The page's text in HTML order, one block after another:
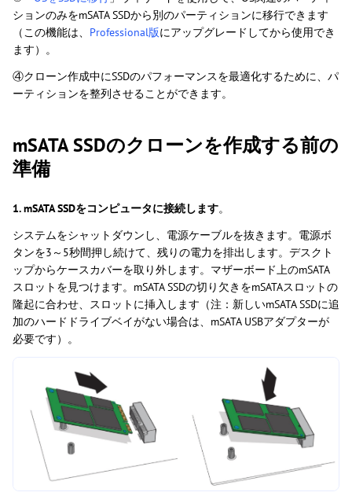
ションのみをmSATA SSDから別のパーティションに移行できます
（この機能は、 Professional版にアップグレードしてから使用でき
ます）。
④クローン作成中にSSDのパフォーマンスを最適化するために、パ
ーティションを整列させることができます。
mSATA SSDのクローンを作成する前の
準備
1. mSATA SSDをコンピュータに接続します。
システムをシャットダウンし、電源ケーブルを抜きます。電源ボ
タンを3～5秒間押し続けて、残りの電力を排出します。デスクト
ップからケースカバーを取り外します。マザーボード上のmSATA
スロットを見つけます。mSATA SSDの切り欠きをmSATAスロットの
隆起に合わせ、スロットに挿入します（注：新しいmSATA SSDに追
加のハードドライブベイがない場合は、mSATA USBアダプターが
必要です）。